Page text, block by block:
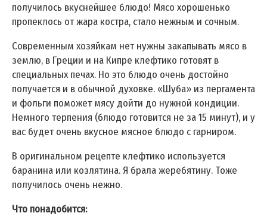
получилось вкуснейшее блюдо! Мясо хорошенько
пропеклось от жара костра, стало нежным и сочным.
Современным хозяйкам нет нужны закапывать мясо в
землю, в Греции и на Кипре клефтико готовят в
специальных печах. Но это блюдо очень достойно
получается и в обычной духовке. «Шуба» из пергамента
и фольги поможет мясу дойти до нужной кондиции.
Немного терпения (блюдо готовится не за 15 минут), и у
вас будет очень вкусное мясное блюдо с гарниром.
В оригинальном рецепте клефтико используется
баранина или козлятина. Я брала жеребятину. Тоже
получилось очень нежно.
Что понадобится: